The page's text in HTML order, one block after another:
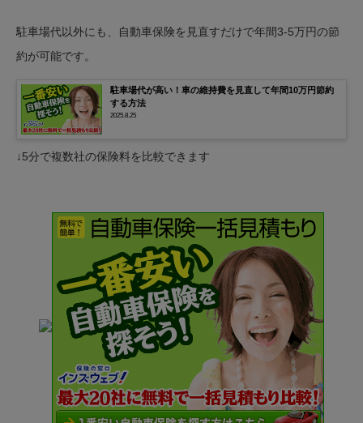
駐車場代以外にも、自動車保険を見直すだけで年間3-5万円の節
約が可能です。
駐車場代が高い！車の維持費を見直して年間10万円節約
する方法
2025.8.25
↓5分で複数社の保険料を比較できます